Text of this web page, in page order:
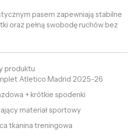
pasem zapewniają stabilne
oraz pełną swobodę ruchów bez
produktu
Atletico Madrid 2025-26
+ krótkie spodenki
materiał sportowy
tkanina treningowa